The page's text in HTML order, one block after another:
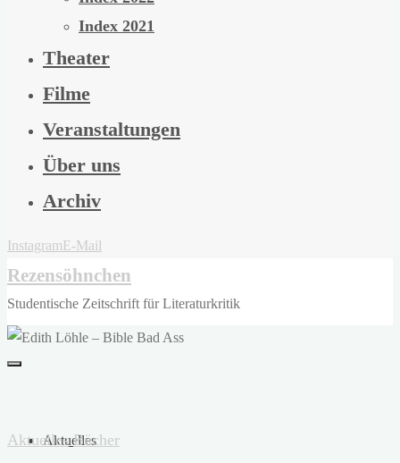
Index 2021
Theater
Filme
Veranstaltungen
Über uns
Archiv
InstagramE-Mail
Rezensöhnchen
Studentische Zeitschrift für Literaturkritik
Aktuelles
Aktuelles Bücher